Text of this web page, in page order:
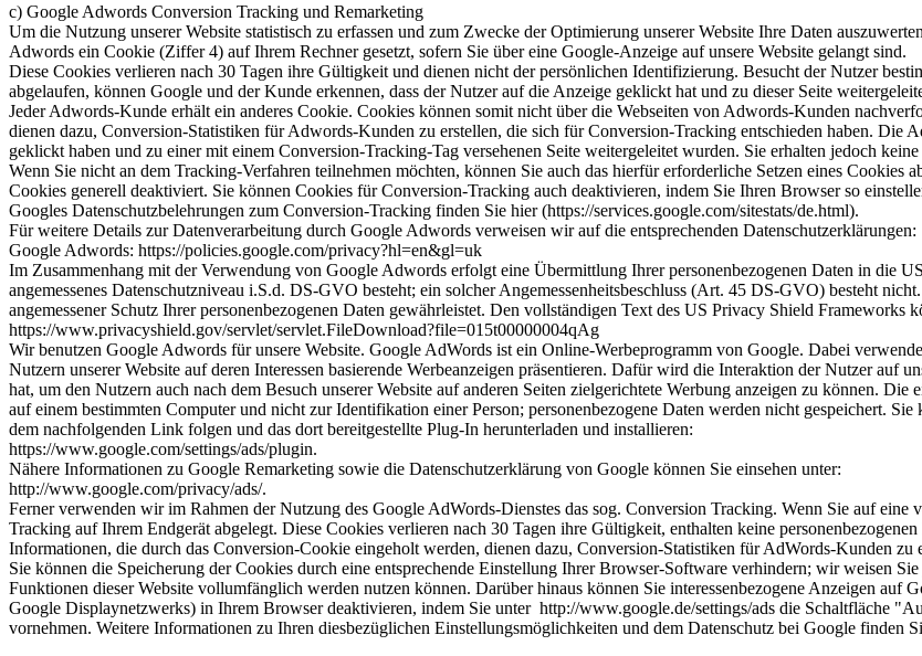
c) Google Adwords Conversion Tracking und Remarketing
Um die Nutzung unserer Website statistisch zu erfassen und zum Zwecke der Optimierung unserer Website Ihre Daten
Adwords ein Cookie (Ziffer 4) auf Ihrem Rechner gesetzt, sofern Sie über eine Google-Anzeige auf unsere Website gelangt sind.
Diese Cookies verlieren nach 30 Tagen ihre Gültigkeit und dienen nicht der persönlichen Identifizierung. Besucht der Nutzer
abgelaufen, können Google und der Kunde erkennen, dass der Nutzer auf die Anzeige geklickt hat und zu dieser Seite
Jeder Adwords-Kunde erhält ein anderes Cookie. Cookies können somit nicht über die Webseiten von Adwords-Kunden
dienen dazu, Conversion-Statistiken für Adwords-Kunden zu erstellen, die sich für Conversion-Tracking entschieden haben. Die
geklickt haben und zu einer mit einem Conversion-Tracking-Tag versehenen Seite weitergeleitet wurden. Sie erhalten jedoch
Wenn Sie nicht an dem Tracking-Verfahren teilnehmen möchten, können Sie auch das hierfür erforderliche Setzen eines Cookies
Cookies generell deaktiviert. Sie können Cookies für Conversion-Tracking auch deaktivieren, indem Sie Ihren Browser so
Googles Datenschutzbelehrungen zum Conversion-Tracking finden Sie hier (https://services.google.com/sitestats/de.html).
Für weitere Details zur Datenverarbeitung durch Google Adwords verweisen wir auf die entsprechenden Datenschutzerklärungen:
Google Adwords: https://policies.google.com/privacy?hl=en&gl=uk
Im Zusammenhang mit der Verwendung von Google Adwords erfolgt eine Übermittlung Ihrer personenbezogenen Daten in die
angemessenes Datenschutzniveau i.S.d. DS-GVO besteht; ein solcher Angemessenheitsbeschluss (Art. 45 DS-GVO) besteht
angemessener Schutz Ihrer personenbezogenen Daten gewährleistet. Den vollständigen Text des US Privacy Shield Frameworks
https://www.privacyshield.gov/servlet/servlet.FileDownload?file=015t00000004qAg
Wir benutzen Google Adwords für unsere Website. Google AdWords ist ein Online-Werbeprogramm von Google. Dabei
Nutzern unserer Website auf deren Interessen basierende Werbeanzeigen präsentieren. Dafür wird die Interaktion der Nutzer auf
hat, um den Nutzern auch nach dem Besuch unserer Website auf anderen Seiten zielgerichtete Werbung anzeigen zu können.
auf einem bestimmten Computer und nicht zur Identifikation einer Person; personenbezogene Daten werden nicht gespeichert.
dem nachfolgenden Link folgen und das dort bereitgestellte Plug-In herunterladen und installieren:
https://www.google.com/settings/ads/plugin.
Nähere Informationen zu Google Remarketing sowie die Datenschutzerklärung von Google können Sie einsehen unter:
http://www.google.com/privacy/ads/.
Ferner verwenden wir im Rahmen der Nutzung des Google AdWords-Dienstes das sog. Conversion Tracking. Wenn Sie auf
Tracking auf Ihrem Endgerät abgelegt. Diese Cookies verlieren nach 30 Tagen ihre Gültigkeit, enthalten keine
Informationen, die durch das Conversion-Cookie eingeholt werden, dienen dazu, Conversion-Statistiken für AdWords-Kunden zu
Sie können die Speicherung der Cookies durch eine entsprechende Einstellung Ihrer Browser-Software verhindern; wir weisen
Funktionen dieser Website vollumfänglich werden nutzen können. Darüber hinaus können Sie interessenbezogene Anzeigen auf
Google Displaynetzwerks) in Ihrem Browser deaktivieren, indem Sie unter http://www.google.de/settings/ads die Schaltfläche
vornehmen. Weitere Informationen zu Ihren diesbezüglichen Einstellungsmöglichkeiten und dem Datenschutz bei Google